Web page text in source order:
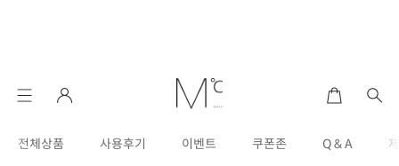
전체상품 사용후기 이벤트 쿠폰존 Q & A